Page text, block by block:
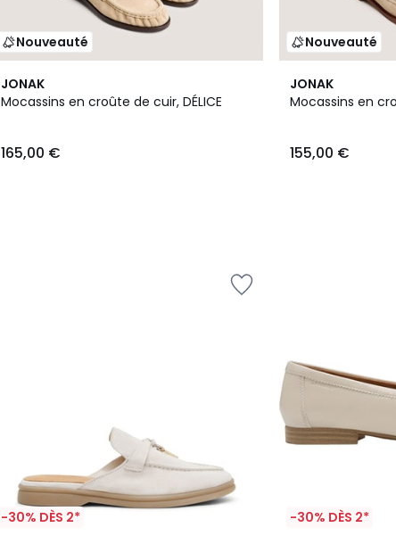
Nouveauté
JONAK
Mocassins en croûte de cuir, DÉLICE
165,00 €
Nouveauté
JONAK
Mocassins en
155,00 €
-30% DÈS 2* -30% DÈS 2*